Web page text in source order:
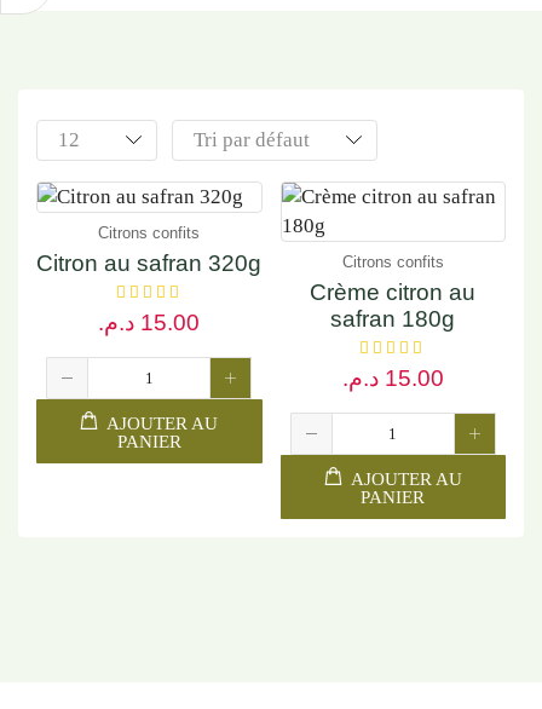
Citrons confits
Citron au safran 320g
15.00 د.م.
AJOUTER AU
PANIER
Citrons confits
Crème citron au
safran 180g
15.00 د.م.
AJOUTER AU
PANIER